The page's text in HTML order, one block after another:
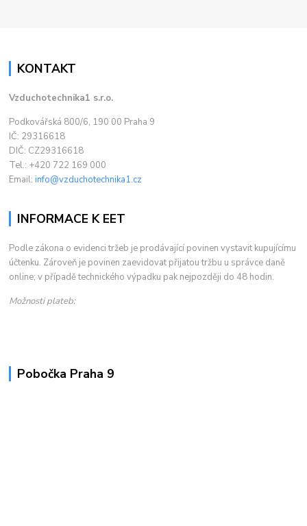
KONTAKT
Vzduchotechnika1 s.r.o.
Podkovářská 800/6, 190 00 Praha 9
IČ: 29316618
DIČ: CZ29316618
Tel.: +420 722 169 000
Email:info@vzduchotechnika1.cz
INFORMACE K EET
Podle zákona o evidenci tržeb je prodávající povinen vystavit kupujícímu
účtenku. Zároveň je povinen zaevidovat přijatou tržbu u správce daně
online; v případě technického výpadku pak nejpozději do 48 hodin.
Možnosti plateb:
Pobočka Praha 9